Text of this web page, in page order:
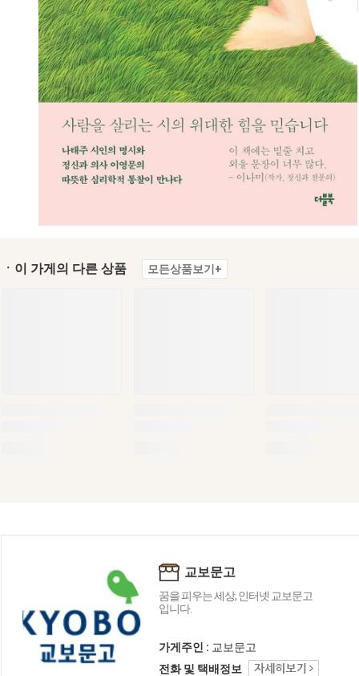
ㆍ이 가게의 다른 상품 모든상품보기+
교보문고
꿈을 피우는 세상, 인터넷 교보문고
입니다.
가게주인 : 교보문고
전화 및 택배정보